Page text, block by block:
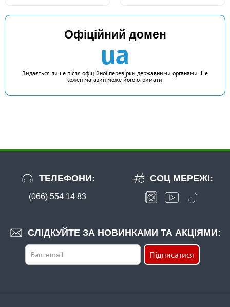
Офіційний домен
ua
Видається лише після офіційної перевірки державними органами. Не
кожен магазин може його отримати.
ТЕЛЕФОНИ:
(066) 554 14 83
СЛІДКУЙТЕ ЗА НОВИНКАМИ ТА АКЦІЯМИ:
Підписатися
СОЦ МЕРЕЖІ: